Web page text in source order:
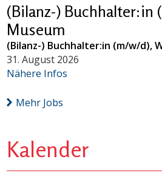
(Bilanz-) Buchhalter:in
Museum
(Bilanz-) Buchhalter:in (m/w/d),
31. August 2026
Nähere Infos
Mehr Jobs
Kalender